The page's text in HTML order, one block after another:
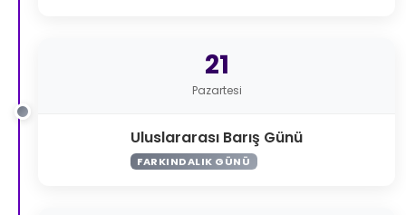
21
Pazartesi
Uluslararası Barış Günü
FARKINDALIK GÜNÜ